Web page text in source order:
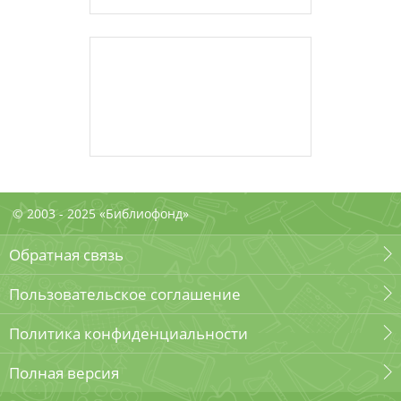
© 2003 - 2025 «Библиофонд»
Обратная связь
Пользовательское соглашение
Политика конфиденциальности
Полная версия